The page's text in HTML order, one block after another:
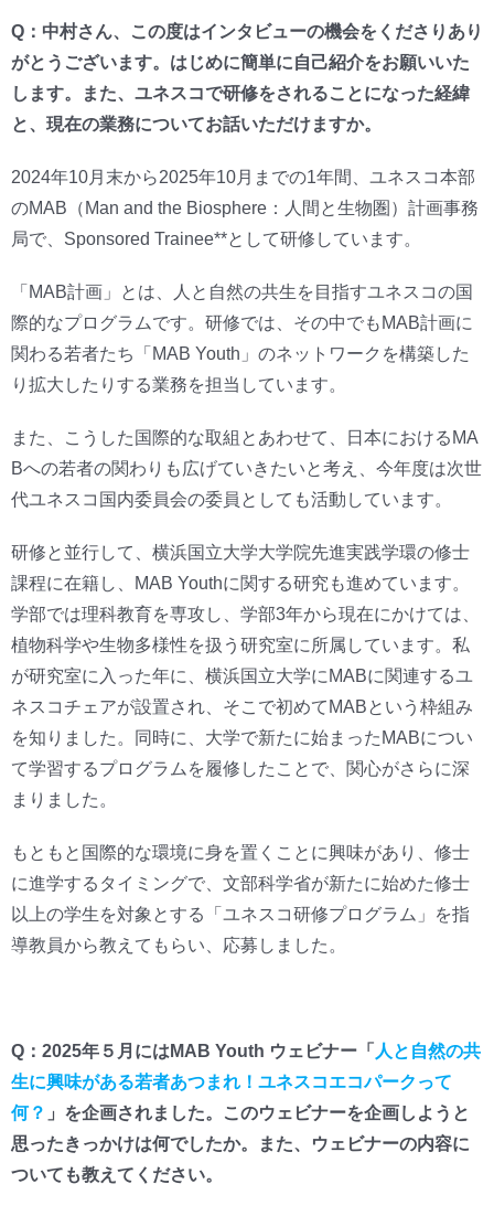
Q：中村さん、この度はインタビューの機会をくださりあり
がとうございます。はじめに簡単に自己紹介をお願いいた
します。また、ユネスコで研修をされることになった経緯
と、現在の業務についてお話いただけますか。
2024年10月末から2025年10月までの1年間、ユネスコ本部
のMAB（Man and the Biosphere：人間と生物圏）計画事務
局で、Sponsored Trainee**として研修しています。
「MAB計画」とは、人と自然の共生を目指すユネスコの国
際的なプログラムです。研修では、その中でもMAB計画に
関わる若者たち「MAB Youth」のネットワークを構築した
り拡大したりする業務を担当しています。
また、こうした国際的な取組とあわせて、日本におけるMA
Bへの若者の関わりも広げていきたいと考え、今年度は次世
代ユネスコ国内委員会の委員としても活動しています。
研修と並行して、横浜国立大学大学院先進実践学環の修士
課程に在籍し、MAB Youthに関する研究も進めています。
学部では理科教育を専攻し、学部3年から現在にかけては、
植物科学や生物多様性を扱う研究室に所属しています。私
が研究室に入った年に、横浜国立大学にMABに関連するユ
ネスコチェアが設置され、そこで初めてMABという枠組み
を知りました。同時に、大学で新たに始まったMABについ
て学習するプログラムを履修したことで、関心がさらに深
まりました。
もともと国際的な環境に身を置くことに興味があり、修士
に進学するタイミングで、文部科学省が新たに始めた修士
以上の学生を対象とする「ユネスコ研修プログラム」を指
導教員から教えてもらい、応募しました。
Q：2025年５月にはMAB Youth ウェビナー「 人と自然の共
生に興味がある若者あつまれ！ユネスコエコパークって
何？ 」を企画されました。このウェビナーを企画しようと
思ったきっかけは何でしたか。また、ウェビナーの内容に
ついても教えてください。